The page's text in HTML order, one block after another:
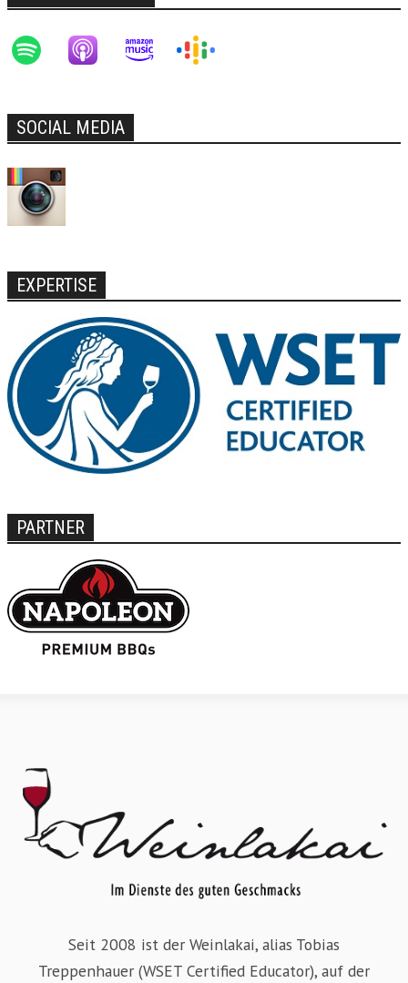
SOCIAL MEDIA
EXPERTISE
PARTNER
Seit 2008 ist der Weinlakai, alias Tobias
Treppenhauer (WSET Certified Educator), auf der